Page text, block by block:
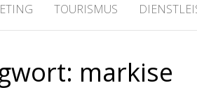
TOURISMUS
markise